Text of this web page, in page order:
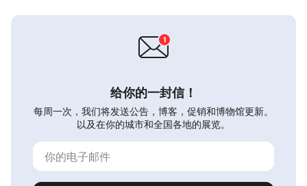
给你的一封信！
每周一次，我们将发送公告，博客，促销和博物馆更新。
以及在你的城市和全国各地的展览。